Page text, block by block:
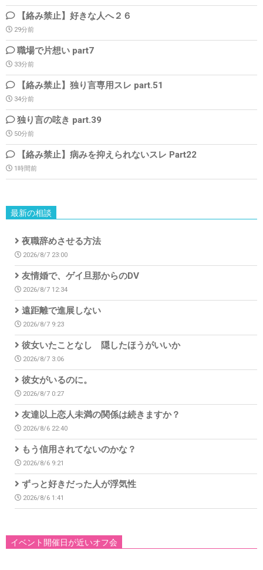
【絡み禁止】好きな人へ２６
29分前
職場で片想い part7
33分前
【絡み禁止】独り言専用スレ part.51
34分前
独り言の呟き part.39
50分前
【絡み禁止】病みを抑えられないスレ Part22
1時間前
最新の相談
夜職辞めさせる方法
2026/8/7 23:00
友情婚で、ゲイ旦那からのDV
2026/8/7 12:34
遠距離で進展しない
2026/8/7 9:23
彼女いたことなし 隠したほうがいいか
2026/8/7 3:06
彼女がいるのに。
2026/8/7 0:27
友達以上恋人未満の関係は続きますか？
2026/8/6 22:40
もう信用されてないのかな？
2026/8/6 9:21
ずっと好きだった人が浮気性
2026/8/6 1:41
イベント開催日が近いオフ会